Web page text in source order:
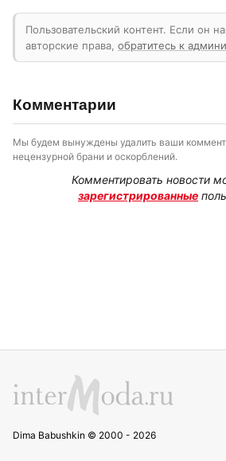
Пользовательский контент. Если он
авторские права, обратитесь к
Комментарии
Мы будем вынуждены удалить ваши
нецензурной брани и оскорблений.
Комментировать новости
зарегистрированные
Dima Babushkin © 2000 - 2026